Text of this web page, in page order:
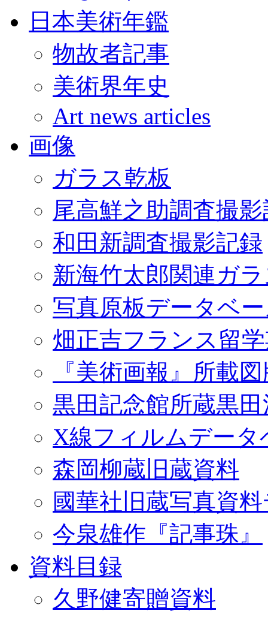
日本美術年鑑
物故者記事
美術界年史
Art news articles
画像
ガラス乾板
尾高鮮之助調査撮
和田新調査撮影記録
新海竹太郎関連ガ
写真原板データベ
畑正吉フランス留
『美術画報』所載
黒田記念館所蔵黒
X線フィルムデータ
森岡柳蔵旧蔵資料
國華社旧蔵写真資
今泉雄作『記事珠』
資料目録
久野健寄贈資料